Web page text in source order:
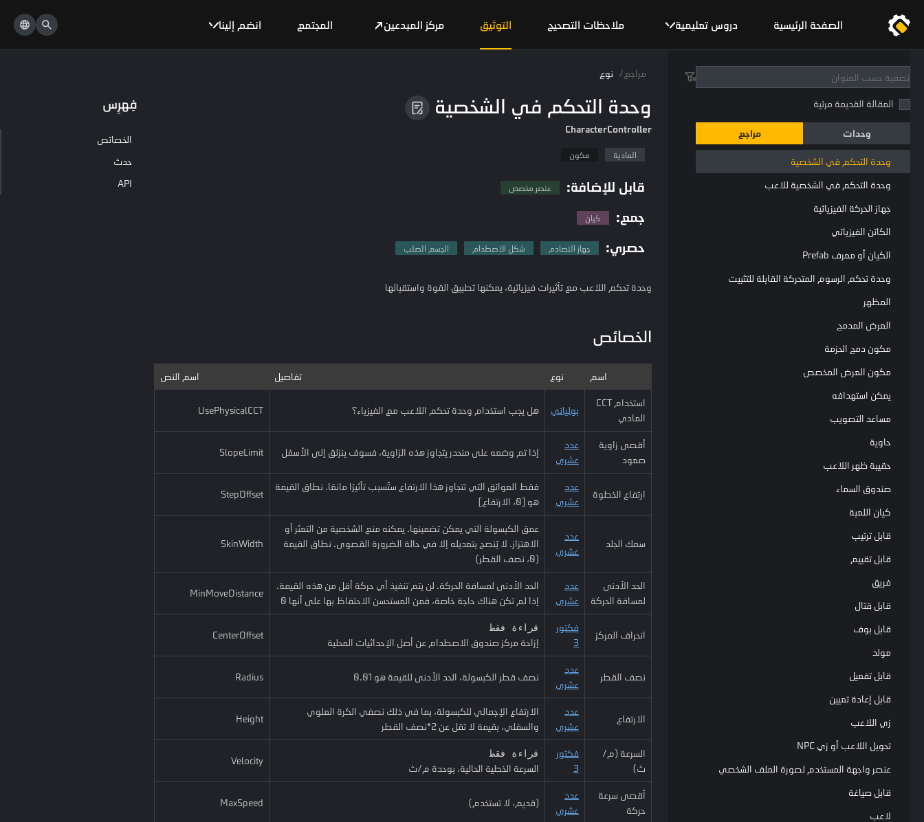
الصفحة الرئيسية دروس تعليمية ملاحظات التصحيح التوثيق مركز المبدعين المجتمع انضم إلينا
المقالة القديمة مرئية
وحدات مراجع
تضاريس
الرؤية
المظهر الأساسي
الجسم الصلب
وحدة التحكم في الشخصية
وحدة التحكم في الشخصية للاعب
جهاز الحركة الفيزيائية
الكائن الفيزيائي
الكيان أو معرف Prefab
وحدة تحكم الرسوم المتحركة القابلة للتثبيت
المظهر
العرض المدمج
مكون دمج الحزمة
مكون العرض المخصص
يمكن استهدافه
مساعد التصويب
حاوية
حقيبة ظهر اللاعب
صندوق السماء
كيان اللعبة
قابل ترتيب
قابل تقييم
فريق
قابل قتال
قابل بوف
مولد
قابل تفعيل
قابل إعادة تعيين
زي اللاعب
تحويل اللاعب أو زي NPC
عنصر واجهة المستخدم لصورة الملف الشخصي
قابل صياغة
لاعب
مراجع / نوع
وحدة التحكم في الشخصية
CharacterController
المادية مكون
قابل للإضافة: عنصر مخصص
جمع: كيان
حصري: جهاز التصادم شكل الاصطدام الجسم الصلب
وحدة تحكم اللاعب مع تأثيرات فيزيائية، يمكنها تطبيق القوة واستقبالها
الخصائص
اسم نوع تفاصيل اسم النص
استخدام CCT
المادي
بولياني هل يجب استخدام وحدة تحكم اللاعب مع الفيزياء؟ UsePhysicalCCT
أقصى زاوية
صعود
عدد
عشري
إذا تم وضعه على منحدر يتجاوز هذه الزاوية، فسوف ينزلق إلى الأسفل SlopeLimit
ارتفاع الخطوة
عدد
عشري
فقط العوائق التي تتجاوز هذا الارتفاع ستُسبب تأثيرًا مانعًا. نطاق القيمة
هو [0، الارتفاع]
StepOffset
سمك الجلد
عدد
عشري
عمق الكبسولة التي يمكن تضمينها. يمكنه منع الشخصية من التعثر أو
الاهتزاز. لا يُنصح بتعديله إلا في حالة الضرورة القصوى. نطاق القيمة
(0، نصف القطر)
SkinWidth
الحد الأدنى
لمسافة الحركة
عدد
عشري
الحد الأدنى لمسافة الحركة. لن يتم تنفيذ أي حركة أقل من هذه القيمة.
إذا لم تكن هناك حاجة خاصة، فمن المستحسن الاحتفاظ بها على أنها 0
MinMoveDistance
انحراف المركز
فكتور
3
قراءة فقط
إزاحة مركز صندوق الاصطدام عن أصل الإحداثيات المحلية
CenterOffset
نصف القطر
عدد
عشري
نصف قطر الكبسولة، الحد الأدنى للقيمة هو 0.01 Radius
الارتفاع
عدد
عشري
الارتفاع الإجمالي للكبسولة، بما في ذلك نصفي الكرة العلوي
والسفلي، بقيمة لا تقل عن 2*نصف القطر
Height
السرعة (م/
ث)
فكتور
3
قراءة فقط
السرعة الخطية الحالية، بوحدة م/ث
Velocity
أقصى سرعة
حركة
عدد
عشري
(قديم، لا تستخدم) MaxSpeed
فِهرِس
الخصائص
حدث
API